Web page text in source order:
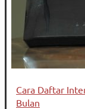
Cara Daftar
Bulan